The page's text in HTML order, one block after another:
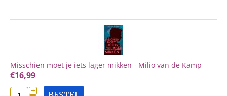
Misschien moet je iets lager mikken - Milio van de Kamp
€16,99
+